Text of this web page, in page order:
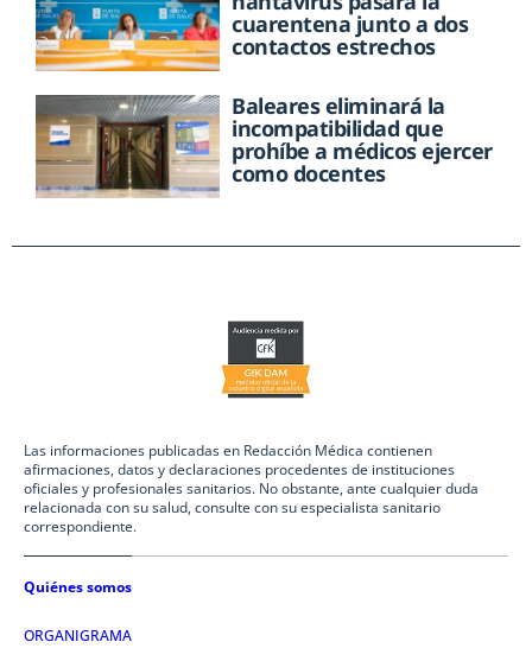
cuarentena junto a dos
contactos estrechos
Baleares eliminará la
incompatibilidad que
prohíbe a médicos ejercer
como docentes
Las informaciones publicadas en Redacción Médica contienen
afirmaciones, datos y declaraciones procedentes de instituciones
oficiales y profesionales sanitarios. No obstante, ante cualquier duda
relacionada con su salud, consulte con su especialista sanitario
correspondiente.
Quiénes somos
ORGANIGRAMA